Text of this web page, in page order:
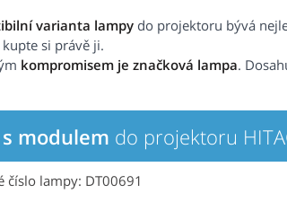
varianta lampy do projektoru bývá
si právě ji.
kompromisem je značková lampa.
modulem do projektoru
číslo lampy: DT00691